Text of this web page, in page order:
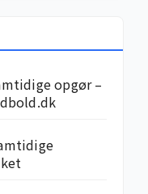
opgør –